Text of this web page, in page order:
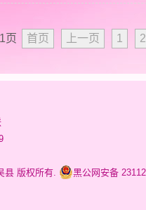
页 首页 上一页 1 2
县 版权所有. 黑公网安备